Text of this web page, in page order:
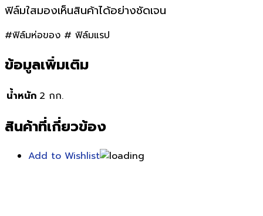
ฟิล์มใสมองเห็นสินค้าได้อย่างชัดเจน
#ฟิล์มห่อของ # ฟิล์มแรป
ข้อมูลเพิ่มเติม
น้ำหนัก 2 กก.
สินค้าที่เกี่ยวข้อง
Add to Wishlist